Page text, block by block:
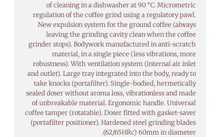
of cleaning in a dishwasher at 90 °C. Micrometric
regulation of the coffee grind using a regulatory pawl.
New expulsion system for the ground coffee (always
leaving the grinding cavity clean when the coffee
grinder stops). Bodywork manufactured in anti-scratch
material, in a single piece (less vibrations, more
robustness). With ventilation system (internal air inlet
and outlet). Large tray integrated into the body, ready to
take knocks (portafilter). Single-bodied, hermetically
sealed doser without aroma loss, vibrationless and made
of unbreakable material. Ergonomic handle. Universal
coffee tamper (rotatable). Doser fitted with gasket-saver
(portafilter positioner). Hardened steel grinding blades
(62/65HRc) 60mm in diameter.